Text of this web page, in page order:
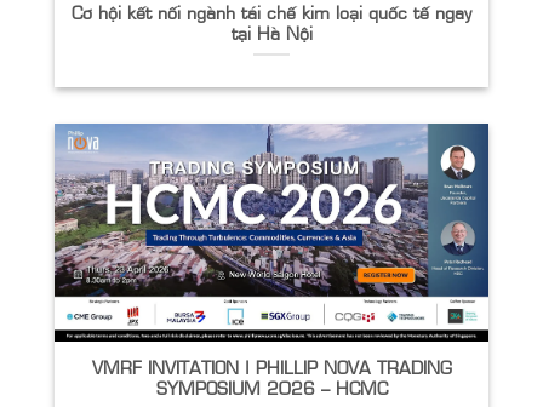
Cơ hội kết nối ngành tái chế kim loại quốc tế ngay
tại Hà Nội
VMRF INVITATION | PHILLIP NOVA TRADING
SYMPOSIUM 2026 – HCMC